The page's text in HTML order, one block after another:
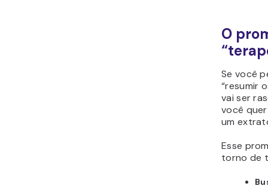
O
Se você
“resumir
vai ser
você
um
Esse
torno de